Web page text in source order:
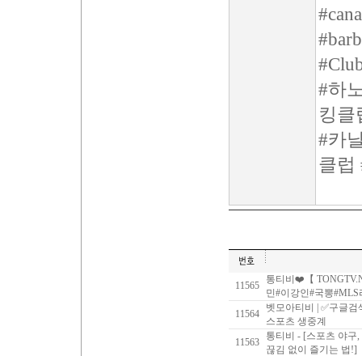
#하
킹클
#카
클럽
11565
통티비❤️【
민#이강인#국뽕#MLS
11564
벳모아티비 | ✅구글
스포츠 생중계
11563
통티비 - [스포츠 야구
끊김 없이 즐기는 법!]